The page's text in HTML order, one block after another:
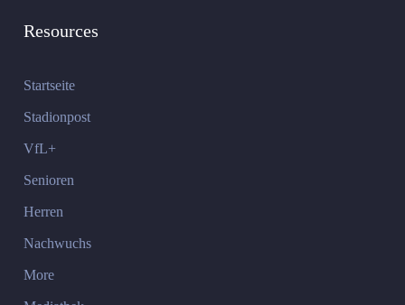
Resources
Startseite
Stadionpost
VfL+
Senioren
Herren
Nachwuchs
More